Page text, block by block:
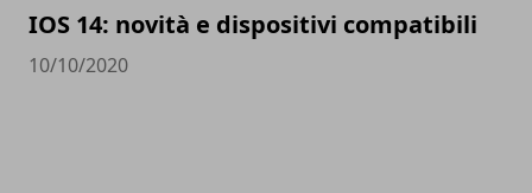
IOS 14: novità e dispositivi compatibili
10/10/2020